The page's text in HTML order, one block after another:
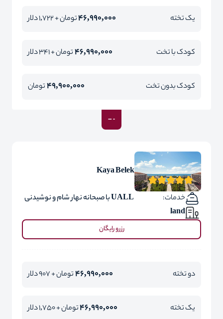
یک تخته 46,990,000تومان + 1,722 دلار
کودک با تخت 46,990,000تومان + 341 دلار
کودک بدون تخت 49,900,000تومان
Kaya Belek
خدمات:
UALL با صبحانه نهار شام و نوشیدنی
land
رزرو رایگان
دو تخته 46,990,000تومان + 907 دلار
یک تخته 46,990,000تومان + 1,750 دلار